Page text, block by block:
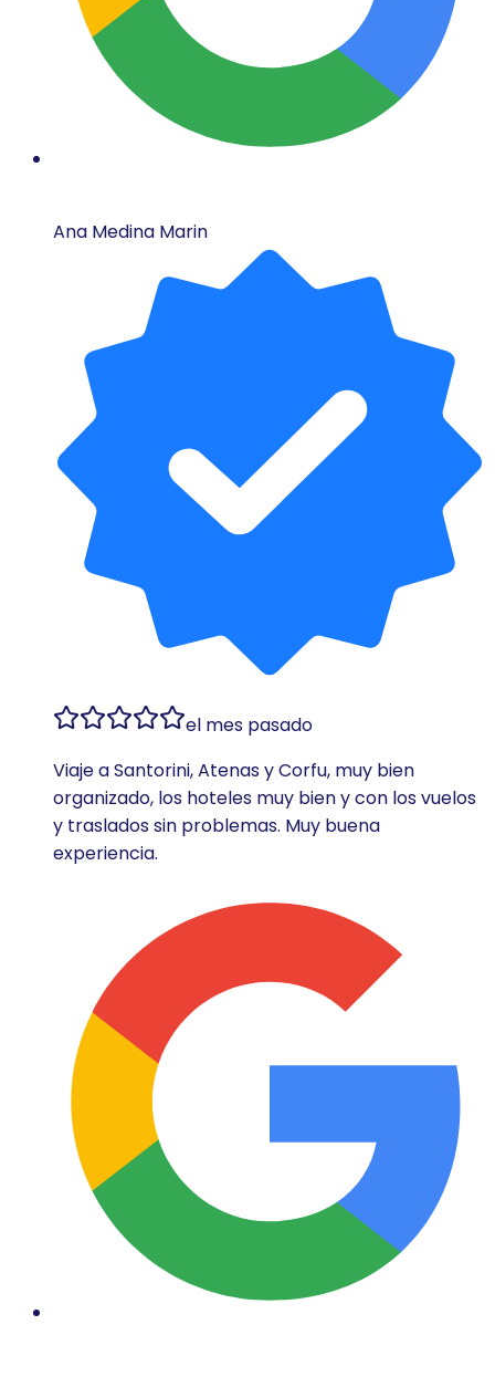
Ana Medina Marin
el mes pasado
Viaje a Santorini, Atenas y Corfu, muy bien
organizado, los hoteles muy bien y con los vuelos
y traslados sin problemas. Muy buena
experiencia.